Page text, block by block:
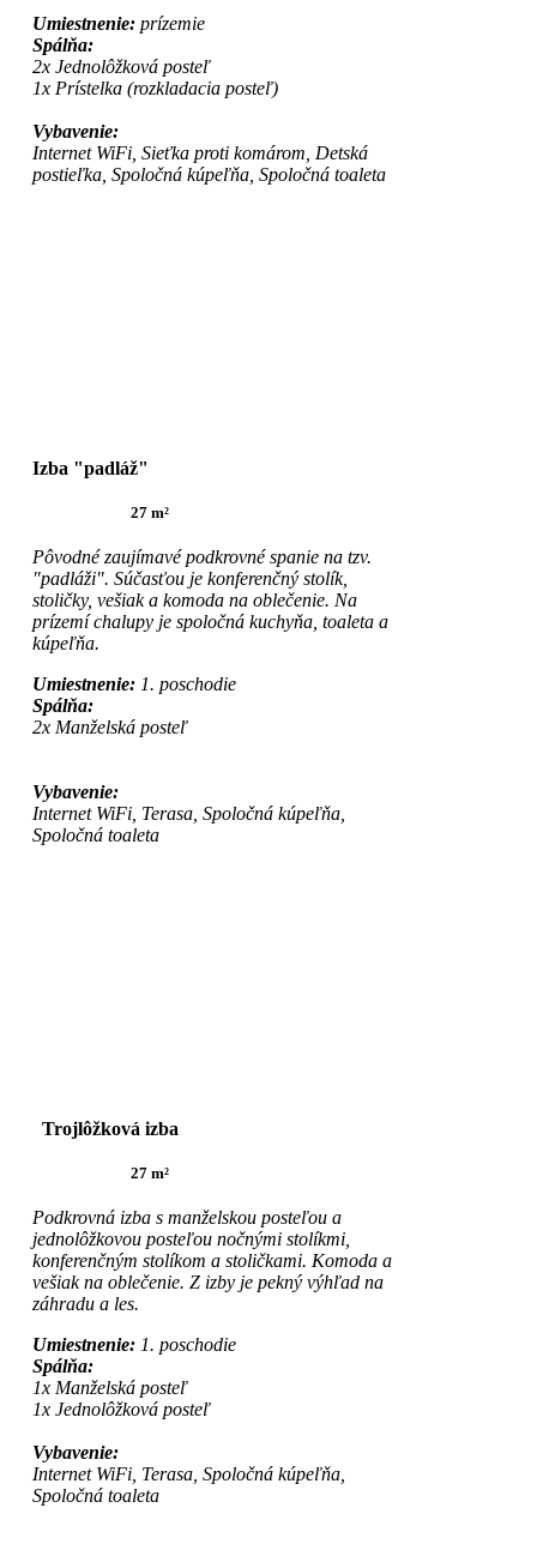
Umiestnenie: prízemie
Spálňa:
2x Jednolôžková posteľ
1x Prístelka (rozkladacia posteľ)
Vybavenie:
Internet WiFi, Sieťka proti komárom, Detská
postieľka, Spoločná kúpeľňa, Spoločná toaleta
Izba "padláž"
27 m²
Pôvodné zaujímavé podkrovné spanie na tzv.
"padláži". Súčasťou je konferenčný stolík,
stoličky, vešiak a komoda na oblečenie. Na
prízemí chalupy je spoločná kuchyňa, toaleta a
kúpeľňa.
Umiestnenie: 1. poschodie
Spálňa:
2x Manželská posteľ
Vybavenie:
Internet WiFi, Terasa, Spoločná kúpeľňa,
Spoločná toaleta
Trojlôžková izba
27 m²
Podkrovná izba s manželskou posteľou a
jednolôžkovou posteľou nočnými stolíkmi,
konferenčným stolíkom a stoličkami. Komoda a
vešiak na oblečenie. Z izby je pekný výhľad na
záhradu a les.
Umiestnenie: 1. poschodie
Spálňa:
1x Manželská posteľ
1x Jednolôžková posteľ
Vybavenie:
Internet WiFi, Terasa, Spoločná kúpeľňa,
Spoločná toaleta